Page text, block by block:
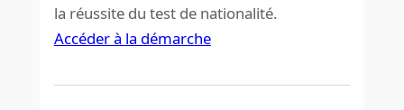
la réussite du test de nationalité.
Accéder à la démarche